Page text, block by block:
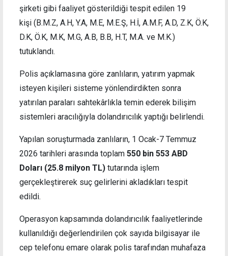
şirketi gibi faaliyet gösterildiği tespit edilen 19
kişi (B.M.Z, A.H, Y.A, M.E, M.E.Ş, H.İ, A.M.F, A.D, Z.K, Ö.K,
D.K, Ö.K, M.K, M.G, A.B, B.B, H.T, M.A. ve M.K.)
tutuklandı.
Polis açıklamasına göre zanlıların, yatırım yapmak
isteyen kişileri sisteme yönlendirdikten sonra
yatırılan paraları sahtekârlıkla temin ederek bilişim
sistemleri aracılığıyla dolandırıcılık yaptığı belirlendi.
Yapılan soruşturmada zanlıların, 1 Ocak-7 Temmuz
2026 tarihleri arasında toplam 550 bin 553 ABD
Doları (25.8 milyon TL) tutarında işlem
gerçekleştirerek suç gelirlerini akladıkları tespit
edildi.
Operasyon kapsamında dolandırıcılık faaliyetlerinde
kullanıldığı değerlendirilen çok sayıda bilgisayar ile
cep telefonu emare olarak polis tarafından muhafaza